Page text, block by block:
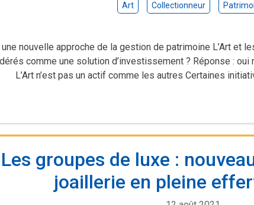
Art Collectionneur
une nouvelle approche de la gestion de patrimoine L’Art et
comme une solution d’investissement ? Réponse : oui
L’Art n’est pas un actif comme les autres Certaines
Les groupes de luxe :
joaillerie en pleine